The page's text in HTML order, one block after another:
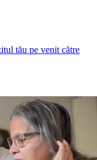
tău pe venit către